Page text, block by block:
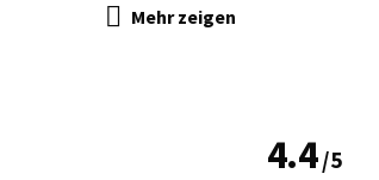
4.4/5